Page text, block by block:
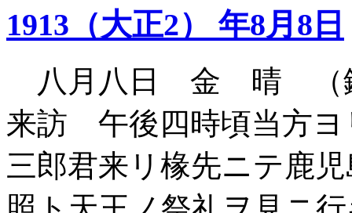
1913（大正2） 年8月8日
八月八日 金 晴 （
来訪 午後四時頃当方
三郎君来リ椽先ニテ鹿